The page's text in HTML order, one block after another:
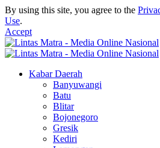
By using this site, you agree to the
Use.
Accept
Kabar Daerah
Banyuwangi
Batu
Blitar
Bojonegoro
Gresik
Kediri